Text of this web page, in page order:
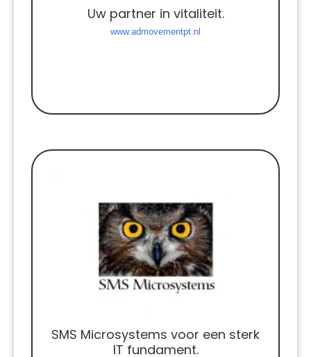
Uw partner in vitaliteit.
www.admovementpt.nl
SMS Microsystems voor een sterk
IT fundament.